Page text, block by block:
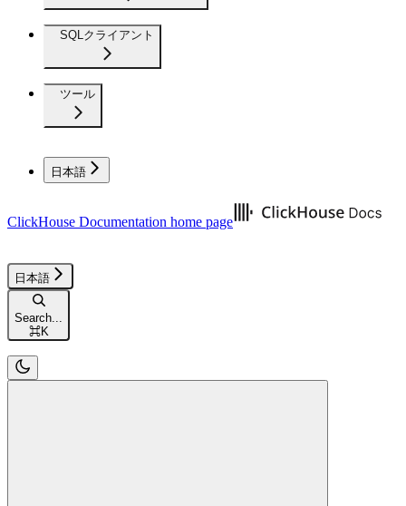
SQLクライアント
ツール
日本語
ClickHouse Documentation home page
日本語
Search...
⌘K